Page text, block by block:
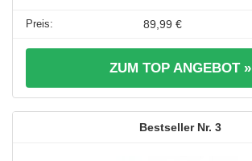
89,99 €
ZUM TOP ANGEBOT »
3